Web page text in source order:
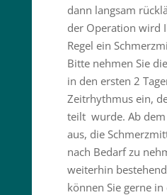
dann langsam
der Operation wird
Regel ein
Bitte nehmen Sie
in den ersten 2
Zeitrhythmus ein,
teilt wurde. Ab
aus, die
nach Bedarf zu
weiterhin
können Sie gerne in